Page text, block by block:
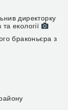
директорку
екології
браконьєра з